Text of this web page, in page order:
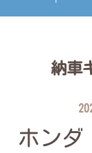
納車
ホンダ